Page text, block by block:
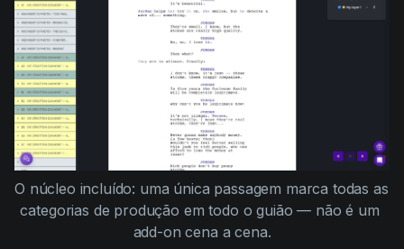
O núcleo incluído: uma única passagem marca todas as
categorias de produção em todo o guião — não é um
add-on cena a cena.